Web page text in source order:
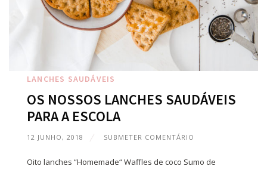
LANCHES SAUDÁVEIS
OS NOSSOS LANCHES SAUDÁVEIS
PARA A ESCOLA
12 JUNHO, 2018 SUBMETER COMENTÁRIO
Oito lanches “Homemade“ Waffles de coco Sumo de